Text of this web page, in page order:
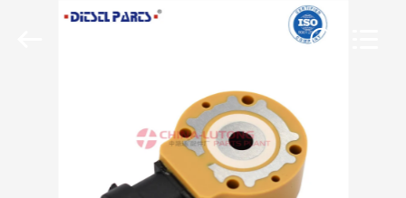
PRODUTOS